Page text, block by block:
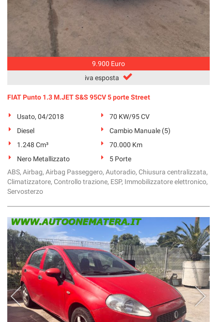
9.900 Euro
iva esposta
FIAT Punto 1.3 M.JET S&S 95CV 5 porte Street
Usato, 04/2018
70 KW/95 CV
Diesel
Cambio Manuale (5)
1.248 Cm³
70.000 Km
Nero Metallizzato
5 Porte
ABS, Airbag, Airbag Passeggero, Autoradio, Chiusura centralizzata,
Climatizzatore, Controllo trazione, ESP, Immobilizzatore elettronico,
Servosterzo